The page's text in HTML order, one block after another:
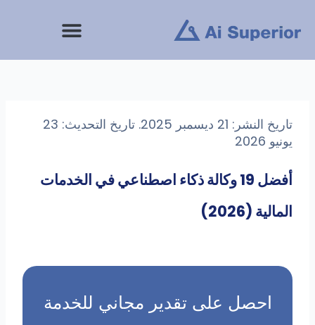
المحتوى
تاريخ النشر: 21 ديسمبر 2025. تاريخ التحديث: 23
يونيو 2026
أفضل 19 وكالة ذكاء اصطناعي في الخدمات
المالية (2026)
احصل على تقدير مجاني للخدمة